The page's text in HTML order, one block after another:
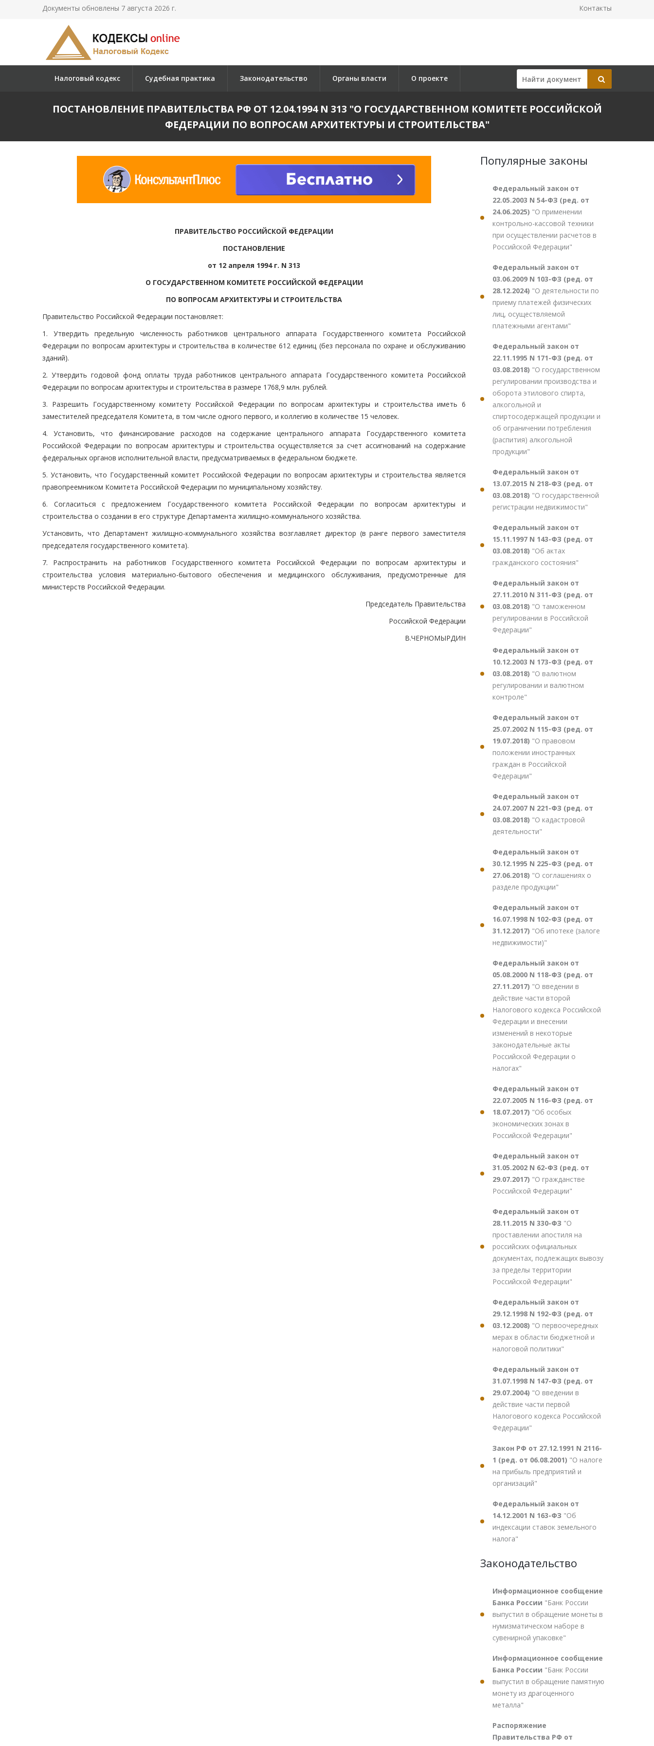
Документы обновлены 7 августа 2026 г. Контакты
Налоговый кодекс Судебная практика Законодательство Органы власти О проекте
ПОСТАНОВЛЕНИЕ ПРАВИТЕЛЬСТВА РФ ОТ 12.04.1994 N 313 "О ГОСУДАРСТВЕННОМ КОМИТЕТЕ РОССИЙСКОЙ
ФЕДЕРАЦИИ ПО ВОПРОСАМ АРХИТЕКТУРЫ И СТРОИТЕЛЬСТВА"
ПРАВИТЕЛЬСТВО РОССИЙСКОЙ ФЕДЕРАЦИИ
ПОСТАНОВЛЕНИЕ
от 12 апреля 1994 г. N 313
О ГОСУДАРСТВЕННОМ КОМИТЕТЕ РОССИЙСКОЙ ФЕДЕРАЦИИ
ПО ВОПРОСАМ АРХИТЕКТУРЫ И СТРОИТЕЛЬСТВА
Правительство Российской Федерации постановляет:
1. Утвердить предельную численность работников центрального аппарата Государственного комитета Российской
Федерации по вопросам архитектуры и строительства в количестве 612 единиц (без персонала по охране и обслуживанию
зданий).
2. Утвердить годовой фонд оплаты труда работников центрального аппарата Государственного комитета Российской
Федерации по вопросам архитектуры и строительства в размере 1768,9 млн. рублей.
3. Разрешить Государственному комитету Российской Федерации по вопросам архитектуры и строительства иметь 6
заместителей председателя Комитета, в том числе одного первого, и коллегию в количестве 15 человек.
4. Установить, что финансирование расходов на содержание центрального аппарата Государственного комитета
Российской Федерации по вопросам архитектуры и строительства осуществляется за счет ассигнований на содержание
федеральных органов исполнительной власти, предусматриваемых в федеральном бюджете.
5. Установить, что Государственный комитет Российской Федерации по вопросам архитектуры и строительства является
правопреемником Комитета Российской Федерации по муниципальному хозяйству.
6. Согласиться с предложением Государственного комитета Российской Федерации по вопросам архитектуры и
строительства о создании в его структуре Департамента жилищно-коммунального хозяйства.
Установить, что Департамент жилищно-коммунального хозяйства возглавляет директор (в ранге первого заместителя
председателя государственного комитета).
7. Распространить на работников Государственного комитета Российской Федерации по вопросам архитектуры и
строительства условия материально-бытового обеспечения и медицинского обслуживания, предусмотренные для
министерств Российской Федерации.
Председатель Правительства
Российской Федерации
В.ЧЕРНОМЫРДИН
Популярные законы
Федеральный закон от
22.05.2003 N 54-ФЗ (ред. от
24.06.2025) "О применении
контрольно-кассовой техники
при осуществлении расчетов в
Российской Федерации"
Федеральный закон от
03.06.2009 N 103-ФЗ (ред. от
28.12.2024) "О деятельности по
приему платежей физических
лиц, осуществляемой
платежными агентами"
Федеральный закон от
22.11.1995 N 171-ФЗ (ред. от
03.08.2018) "О государственном
регулировании производства и
оборота этилового спирта,
алкогольной и
спиртосодержащей продукции и
об ограничении потребления
(распития) алкогольной
продукции"
Федеральный закон от
13.07.2015 N 218-ФЗ (ред. от
03.08.2018) "О государственной
регистрации недвижимости"
Федеральный закон от
15.11.1997 N 143-ФЗ (ред. от
03.08.2018) "Об актах
гражданского состояния"
Федеральный закон от
27.11.2010 N 311-ФЗ (ред. от
03.08.2018) "О таможенном
регулировании в Российской
Федерации"
Федеральный закон от
10.12.2003 N 173-ФЗ (ред. от
03.08.2018) "О валютном
регулировании и валютном
контроле"
Федеральный закон от
25.07.2002 N 115-ФЗ (ред. от
19.07.2018) "О правовом
положении иностранных
граждан в Российской
Федерации"
Федеральный закон от
24.07.2007 N 221-ФЗ (ред. от
03.08.2018) "О кадастровой
деятельности"
Федеральный закон от
30.12.1995 N 225-ФЗ (ред. от
27.06.2018) "О соглашениях о
разделе продукции"
Федеральный закон от
16.07.1998 N 102-ФЗ (ред. от
31.12.2017) "Об ипотеке (залоге
недвижимости)"
Федеральный закон от
05.08.2000 N 118-ФЗ (ред. от
27.11.2017) "О введении в
действие части второй
Налогового кодекса Российской
Федерации и внесении
изменений в некоторые
законодательные акты
Российской Федерации о
налогах"
Федеральный закон от
22.07.2005 N 116-ФЗ (ред. от
18.07.2017) "Об особых
экономических зонах в
Российской Федерации"
Федеральный закон от
31.05.2002 N 62-ФЗ (ред. от
29.07.2017) "О гражданстве
Российской Федерации"
Федеральный закон от
28.11.2015 N 330-ФЗ "О
проставлении апостиля на
российских официальных
документах, подлежащих вывозу
за пределы территории
Российской Федерации"
Федеральный закон от
29.12.1998 N 192-ФЗ (ред. от
03.12.2008) "О первоочередных
мерах в области бюджетной и
налоговой политики"
Федеральный закон от
31.07.1998 N 147-ФЗ (ред. от
29.07.2004) "О введении в
действие части первой
Налогового кодекса Российской
Федерации"
Закон РФ от 27.12.1991 N 2116-
1 (ред. от 06.08.2001) "О налоге
на прибыль предприятий и
организаций"
Федеральный закон от
14.12.2001 N 163-ФЗ "Об
индексации ставок земельного
налога"
Законодательство
Информационное сообщение
Банка России "Банк России
выпустил в обращение монеты в
нумизматическом наборе в
сувенирной упаковке"
Информационное сообщение
Банка России "Банк России
выпустил в обращение памятную
монету из драгоценного
металла"
Распоряжение
Правительства РФ от